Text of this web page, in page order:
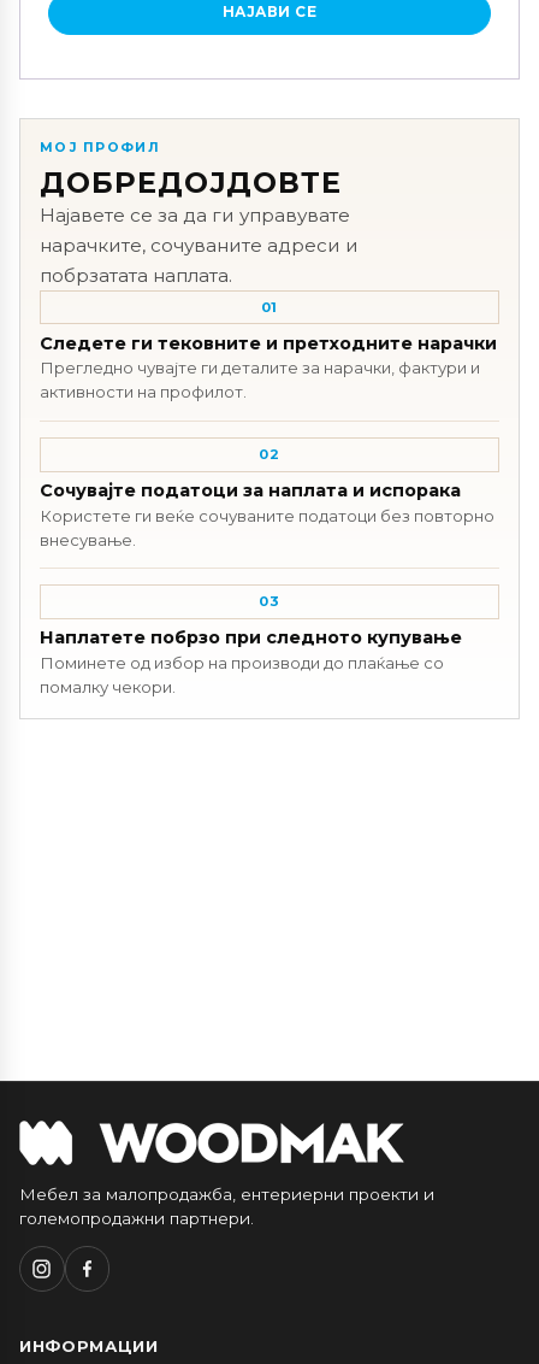
НАЈАВИ СЕ
МОЈ ПРОФИЛ
ДОБРЕДОЈДОВТЕ
Најавете се за да ги управувате
нарачките, сочуваните адреси и
побрзатата наплата.
01
Следете ги тековните и претходните нарачки
Прегледно чувајте ги деталите за нарачки, фактури и
активности на профилот.
02
Сочувајте податоци за наплата и испорака
Користете ги веќе сочуваните податоци без повторно
внесување.
03
Наплатете побрзо при следното купување
Поминете од избор на производи до плаќање со
помалку чекори.
Мебел за малопродажба, ентериерни проекти и
големопродажни партнери.
ИНФОРМАЦИИ